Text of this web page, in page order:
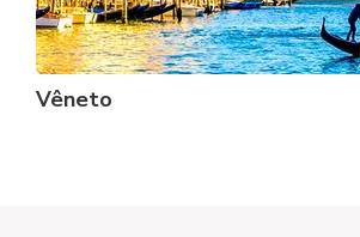
Vêneto